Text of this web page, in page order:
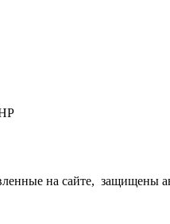
на сайте, защищены